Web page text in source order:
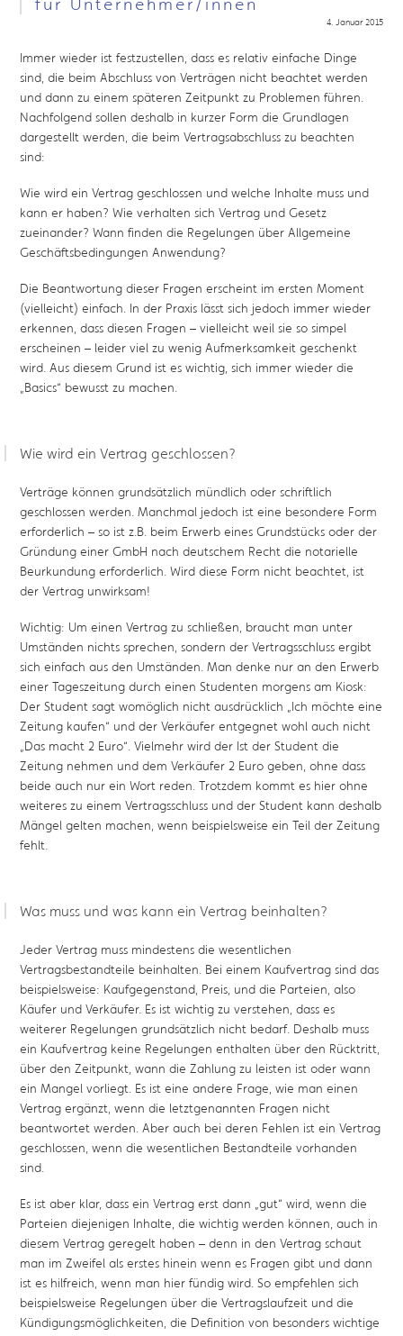
4. Januar 2015
Immer wieder ist festzustellen, dass es relativ einfache Dinge
sind, die beim Abschluss von Verträgen nicht beachtet werden
und dann zu einem späteren Zeitpunkt zu Problemen führen.
Nachfolgend sollen deshalb in kurzer Form die Grundlagen
dargestellt werden, die beim Vertragsabschluss zu beachten
sind:
Wie wird ein Vertrag geschlossen und welche Inhalte muss und
kann er haben? Wie verhalten sich Vertrag und Gesetz
zueinander? Wann finden die Regelungen über Allgemeine
Geschäftsbedingungen Anwendung?
Die Beantwortung dieser Fragen erscheint im ersten Moment
(vielleicht) einfach. In der Praxis lässt sich jedoch immer wieder
erkennen, dass diesen Fragen – vielleicht weil sie so simpel
erscheinen – leider viel zu wenig Aufmerksamkeit geschenkt
wird. Aus diesem Grund ist es wichtig, sich immer wieder die
„Basics“ bewusst zu machen.
Wie wird ein Vertrag geschlossen?
Verträge können grundsätzlich mündlich oder schriftlich
geschlossen werden. Manchmal jedoch ist eine besondere Form
erforderlich – so ist z.B. beim Erwerb eines Grundstücks oder der
Gründung einer GmbH nach deutschem Recht die notarielle
Beurkundung erforderlich. Wird diese Form nicht beachtet, ist
der Vertrag unwirksam!
Wichtig: Um einen Vertrag zu schließen, braucht man unter
Umständen nichts sprechen, sondern der Vertragsschluss ergibt
sich einfach aus den Umständen. Man denke nur an den Erwerb
einer Tageszeitung durch einen Studenten morgens am Kiosk:
Der Student sagt womöglich nicht ausdrücklich „Ich möchte eine
Zeitung kaufen“ und der Verkäufer entgegnet wohl auch nicht
„Das macht 2 Euro“. Vielmehr wird der Ist der Student die
Zeitung nehmen und dem Verkäufer 2 Euro geben, ohne dass
beide auch nur ein Wort reden. Trotzdem kommt es hier ohne
weiteres zu einem Vertragsschluss und der Student kann deshalb
Mängel gelten machen, wenn beispielsweise ein Teil der Zeitung
fehlt.
Was muss und was kann ein Vertrag beinhalten?
Jeder Vertrag muss mindestens die wesentlichen
Vertragsbestandteile beinhalten. Bei einem Kaufvertrag sind das
beispielsweise: Kaufgegenstand, Preis, und die Parteien, also
Käufer und Verkäufer. Es ist wichtig zu verstehen, dass es
weiterer Regelungen grundsätzlich nicht bedarf. Deshalb muss
ein Kaufvertrag keine Regelungen enthalten über den Rücktritt,
über den Zeitpunkt, wann die Zahlung zu leisten ist oder wann
ein Mangel vorliegt. Es ist eine andere Frage, wie man einen
Vertrag ergänzt, wenn die letztgenannten Fragen nicht
beantwortet werden. Aber auch bei deren Fehlen ist ein Vertrag
geschlossen, wenn die wesentlichen Bestandteile vorhanden
sind.
Es ist aber klar, dass ein Vertrag erst dann „gut“ wird, wenn die
Parteien diejenigen Inhalte, die wichtig werden können, auch in
diesem Vertrag geregelt haben – denn in den Vertrag schaut
man im Zweifel als erstes hinein wenn es Fragen gibt und dann
ist es hilfreich, wenn man hier fündig wird. So empfehlen sich
beispielsweise Regelungen über die Vertragslaufzeit und die
Kündigungsmöglichkeiten, die Definition von besonders wichtige